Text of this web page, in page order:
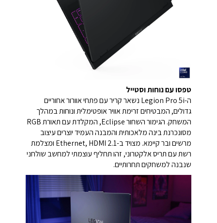
טפסו עם נוחות וסטייל
ה-Legion Pro 5i נשאר קריר עם פתחי אוורור אחוריים
גדולים, המבטיחים זרימת אוויר אופטימלית ונוחות במהלך
המשחק. הגימור השחור Eclipse, המקלדת עם תאורת RGB
מסונכרנת בינה מלאכותית והמבנה העמיד יוצרים עיצוב
מרשים ובר קיימא. מצויד ב-Ethernet, HDMI 2.1 ומצלמת
רשת עם תריס אלקטרוני, זהו תחליף עוצמתי למחשב שולחני
שנבנה למשחקים תחרותיים.